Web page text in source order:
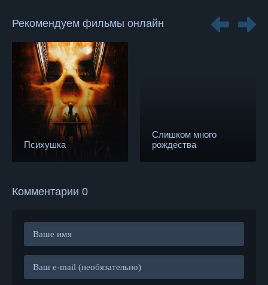
Рекомендуем фильмы онлайн
Психушка
Слишком много
рождества
Комментарии 0